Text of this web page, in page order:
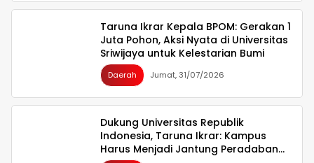
Taruna Ikrar Kepala BPOM: Gerakan 1
Juta Pohon, Aksi Nyata di Universitas
Sriwijaya untuk Kelestarian Bumi
Daerah Jumat, 31/07/2026
Dukung Universitas Republik
Indonesia, Taruna Ikrar: Kampus
Harus Menjadi Jantung Peradaban